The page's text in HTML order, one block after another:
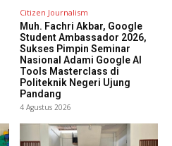
Citizen Journalism
Muh. Fachri Akbar, Google
Student Ambassador 2026,
Sukses Pimpin Seminar
Nasional Adami Google AI
Tools Masterclass di
Politeknik Negeri Ujung
Pandang
4 Agustus 2026